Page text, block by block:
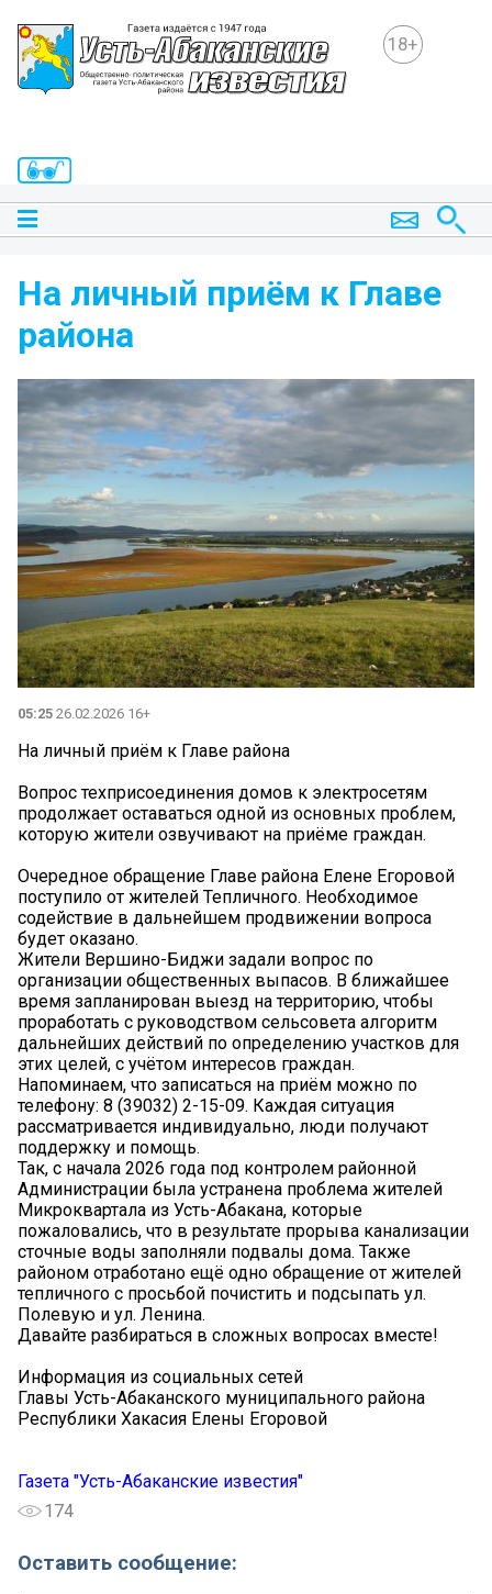
18+
На личный приём к Главе
района
05:25 26.02.2026 16+
На личный приём к Главе района
Вопрос техприсоединения домов к электросетям
продолжает оставаться одной из основных проблем,
которую жители озвучивают на приёме граждан.
Очередное обращение Главе района Елене Егоровой
поступило от жителей Тепличного. Необходимое
содействие в дальнейшем продвижении вопроса
будет оказано.
Жители Вершино-Биджи задали вопрос по
организации общественных выпасов. В ближайшее
время запланирован выезд на территорию, чтобы
проработать с руководством сельсовета алгоритм
дальнейших действий по определению участков для
этих целей, с учётом интересов граждан.
Напоминаем, что записаться на приём можно по
телефону: 8 (39032) 2-15-09. Каждая ситуация
рассматривается индивидуально, люди получают
поддержку и помощь.
Так, с начала 2026 года под контролем районной
Администрации была устранена проблема жителей
Микроквартала из Усть-Абакана, которые
пожаловались, что в результате прорыва канализации
сточные воды заполняли подвалы дома. Также
районом отработано ещё одно обращение от жителей
тепличного с просьбой почистить и подсыпать ул.
Полевую и ул. Ленина.
Давайте разбираться в сложных вопросах вместе!
Информация из социальных сетей
Главы Усть-Абаканского муниципального района
Республики Хакасия Елены Егоровой
Газета "Усть-Абаканские известия"
174
Оставить сообщение: